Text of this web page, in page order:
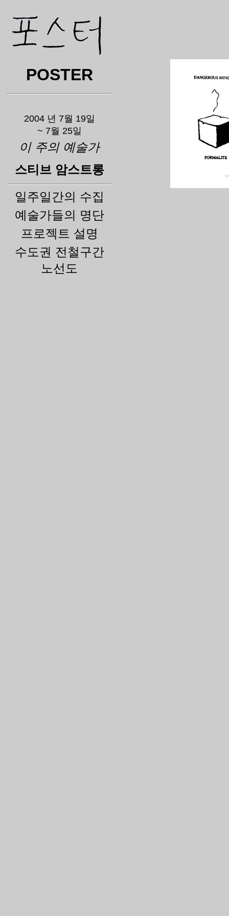
POSTER
2004 년 7월 19일
~ 7월 25일
이 주의 예술가
스티브 암스트롱
일주일간의 수집
예술가들의 명단
프로젝트 설명
수도권 전철구간
노선도